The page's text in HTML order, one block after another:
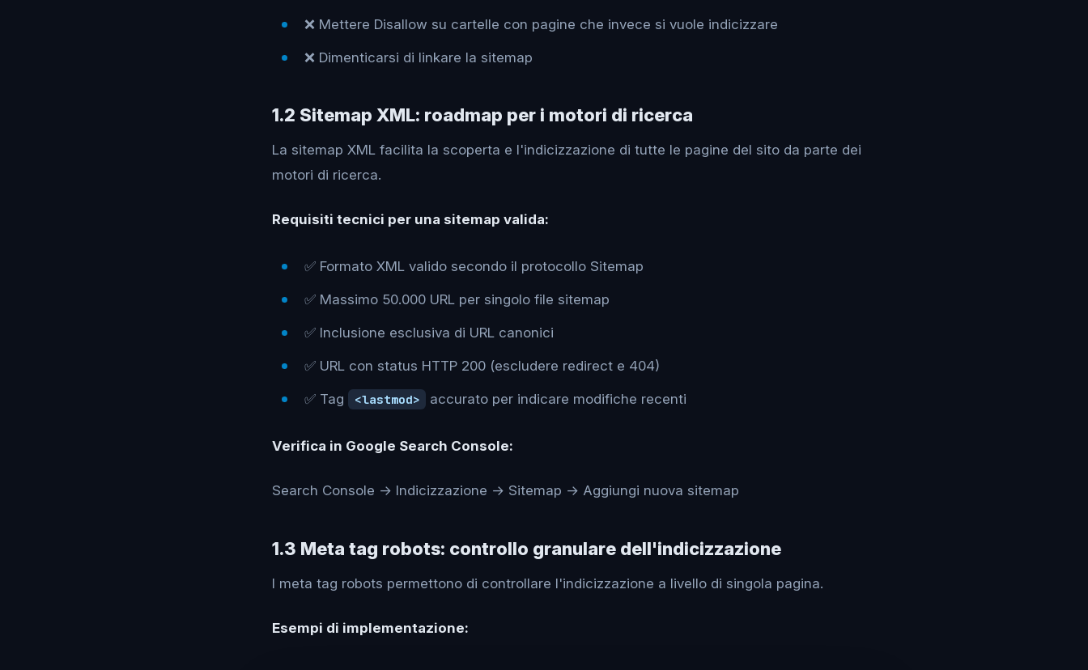
❌ Mettere Disallow su cartelle con pagine che invece si vuole indicizzare
❌ Dimenticarsi di linkare la sitemap
1.2 Sitemap XML: roadmap per i motori di ricerca
La sitemap XML facilita la scoperta e l'indicizzazione di tutte le pagine del sito da parte dei
motori di ricerca.
Requisiti tecnici per una sitemap valida:
✅ Formato XML valido secondo il protocollo Sitemap
✅ Massimo 50.000 URL per singolo file sitemap
✅ Inclusione esclusiva di URL canonici
✅ URL con status HTTP 200 (escludere redirect e 404)
✅ Tag <lastmod> accurato per indicare modifiche recenti
Verifica in Google Search Console:
Search Console → Indicizzazione → Sitemap → Aggiungi nuova sitemap
1.3 Meta tag robots: controllo granulare dell'indicizzazione
I meta tag robots permettono di controllare l'indicizzazione a livello di singola pagina.
Esempi di implementazione: